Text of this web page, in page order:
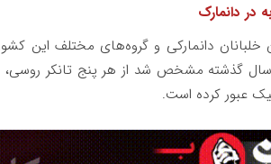
در دانمارک
خلبانان دانمارکی و گروه‌های مختلف این
سال گذشته مشخص شد از هر پنج تانکر روسی،
عبور کرده است.